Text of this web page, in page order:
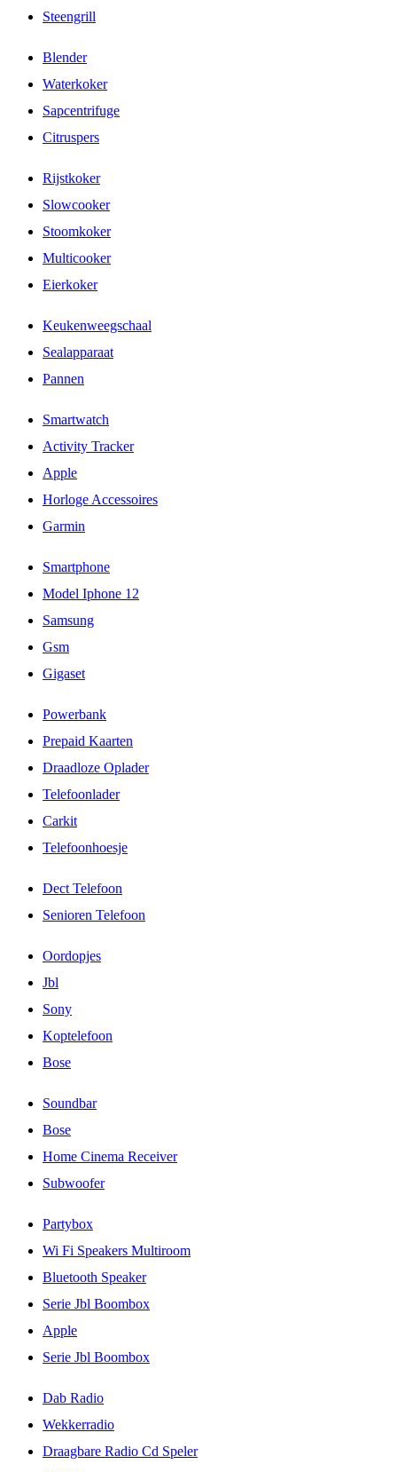
Steengrill
Blender
Waterkoker
Sapcentrifuge
Citruspers
Rijstkoker
Slowcooker
Stoomkoker
Multicooker
Eierkoker
Keukenweegschaal
Sealapparaat
Pannen
Smartwatch
Activity Tracker
Apple
Horloge Accessoires
Garmin
Smartphone
Model Iphone 12
Samsung
Gsm
Gigaset
Powerbank
Prepaid Kaarten
Draadloze Oplader
Telefoonlader
Carkit
Telefoonhoesje
Dect Telefoon
Senioren Telefoon
Oordopjes
Jbl
Sony
Koptelefoon
Bose
Soundbar
Bose
Home Cinema Receiver
Subwoofer
Partybox
Wi Fi Speakers Multiroom
Bluetooth Speaker
Serie Jbl Boombox
Apple
Serie Jbl Boombox
Dab Radio
Wekkerradio
Draagbare Radio Cd Speler